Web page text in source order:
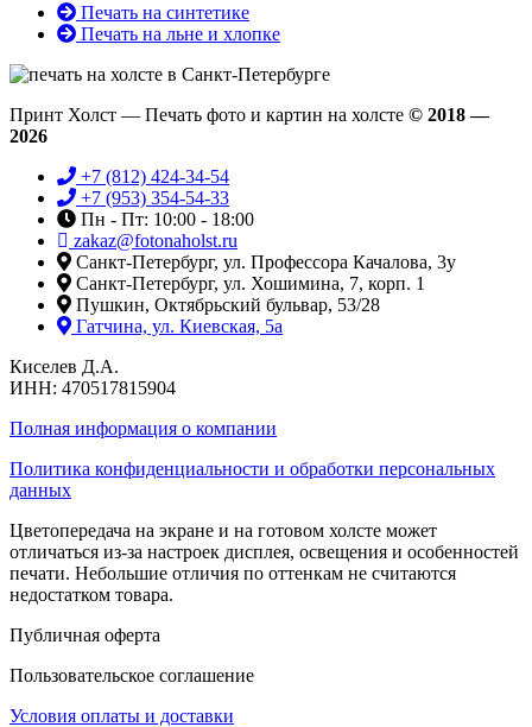
Печать на синтетике
Печать на льне и хлопке
Принт Холст — Печать фото и картин на холсте © 2018 —
2026
+7 (812) 424-34-54
+7 (953) 354-54-33
Пн - Пт: 10:00 - 18:00
zakaz@fotonaholst.ru
Санкт-Петербург, ул. Профессора Качалова, 3у
Санкт-Петербург, ул. Хошимина, 7, корп. 1
Пушкин, Октябрьский бульвар, 53/28
Гатчина, ул. Киевская, 5а
Киселев Д.А.
ИНН: 470517815904
Полная информация о компании
Политика конфиденциальности и обработки персональных
данных
Цветопередача на экране и на готовом холсте может
отличаться из-за настроек дисплея, освещения и особенностей
печати. Небольшие отличия по оттенкам не считаются
недостатком товара.
Публичная оферта
Пользовательское соглашение
Условия оплаты и доставки